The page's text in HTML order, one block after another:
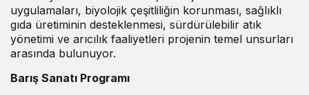
uygulamaları, biyolojik çeşitliliğin korunması, sağlıklı
gıda üretiminin desteklenmesi, sürdürülebilir atık
yönetimi ve arıcılık faaliyetleri projenin temel unsurları
arasında bulunuyor.
Barış Sanatı Programı